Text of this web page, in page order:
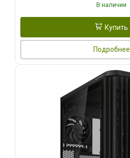
В наличии
Купить
Подробнее